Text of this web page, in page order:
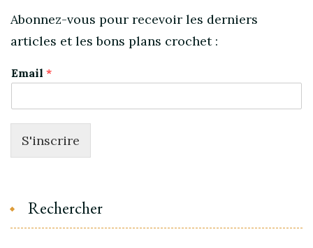
Abonnez-vous pour recevoir les derniers
articles et les bons plans crochet :
Email *
S'inscrire
Rechercher